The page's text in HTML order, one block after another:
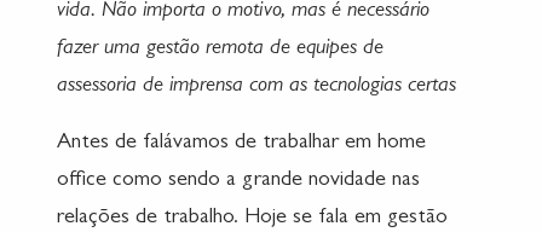
vida. Não importa o motivo, mas é necessário
fazer uma gestão remota de equipes de
assessoria de imprensa com as tecnologias certas
Antes de falávamos de trabalhar em home
office como sendo a grande novidade nas
relações de trabalho. Hoje se fala em gestão